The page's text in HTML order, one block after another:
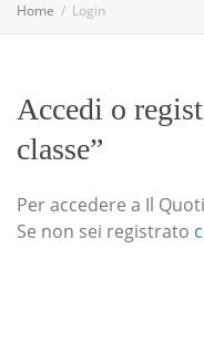
Home Login
Accedi o
classe”
Per accedere a Il
Se non sei registrato